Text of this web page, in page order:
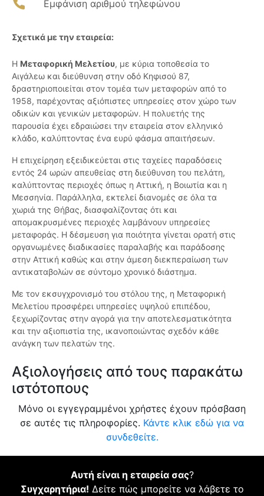
Εμφάνιση αριθμού τηλεφώνου
Σχετικά με την εταιρεία:
Η Μεταφορική Μελετίου, με κύρια τοποθεσία το
Αιγάλεω και διεύθυνση στην οδό Κηφισού 87,
δραστηριοποιείται στον τομέα των μεταφορών από το
1958, παρέχοντας αξιόπιστες υπηρεσίες στον χώρο των
οδικών και γενικών μεταφορών. Η πολυετής της
παρουσία έχει εδραιώσει την εταιρεία στον ελληνικό
κλάδο, καλύπτοντας ένα ευρύ φάσμα απαιτήσεων.
Η επιχείρηση εξειδικεύεται στις ταχείες παραδόσεις
εντός 24 ωρών απευθείας στη διεύθυνση του πελάτη,
καλύπτοντας περιοχές όπως η Αττική, η Βοιωτία και η
Μεσσηνία. Παράλληλα, εκτελεί διανομές σε όλα τα
χωριά της Θήβας, διασφαλίζοντας ότι και
απομακρυσμένες περιοχές λαμβάνουν υπηρεσίες
μεταφοράς. Η δέσμευση για ποιότητα γίνεται ορατή στις
οργανωμένες διαδικασίες παραλαβής και παράδοσης
στην Αττική καθώς και στην άμεση διεκπεραίωση των
αντικαταβολών σε σύντομο χρονικό διάστημα.
Με τον εκσυγχρονισμό του στόλου της, η Μεταφορική
Μελετίου προσφέρει υπηρεσίες υψηλού επιπέδου,
ξεχωρίζοντας στην αγορά για την αποτελεσματικότητα
και την αξιοπιστία της, ικανοποιώντας σχεδόν κάθε
ανάγκη των πελατών της.
Αξιολογήσεις από τους παρακάτω
ιστότοπους
Μόνο οι εγγεγραμμένοι χρήστες έχουν πρόσβαση
σε αυτές τις πληροφορίες. Κάντε κλικ εδώ για να
συνδεθείτε.
Αυτή είναι η εταιρεία σας?
Συγχαρητήρια! Δείτε πώς μπορείτε να λάβετε το